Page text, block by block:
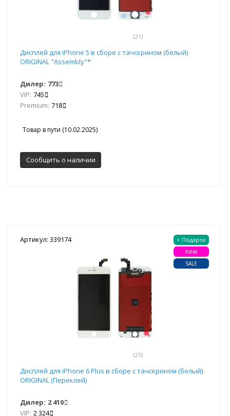
(21)
Дисплей для iPhone 5 в сборе с тачскрином (белый)
ORIGINAL "Assembly"*
Дилер: 773
VIP: 745
Premium: 718
Товар в пути (10.02.2025)
Сообщить о наличии
Артикул: 339174
(25)
+ Подарок
new
SALE
Дисплей для iPhone 6 Plus в сборе с тачскрином (белый)
ORIGINAL (Переклей)
Дилер: 2 410
VIP: 2 324